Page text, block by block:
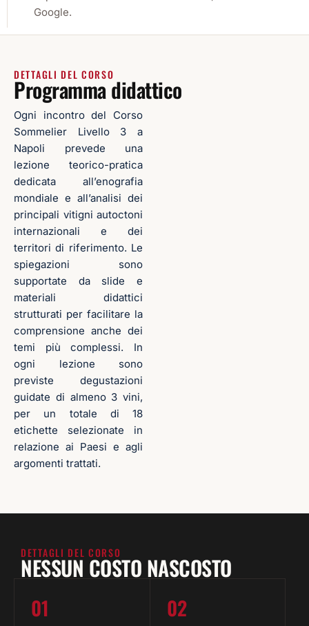
Google.
DETTAGLI DEL CORSO
Programma didattico
Ogni incontro del Corso
Sommelier Livello 3 a
Napoli prevede una
lezione teorico-pratica
dedicata all’enografia
mondiale e all’analisi dei
principali vitigni autoctoni
internazionali e dei
territori di riferimento. Le
spiegazioni sono
supportate da slide e
materiali didattici
strutturati per facilitare la
comprensione anche dei
temi più complessi. In
ogni lezione sono
previste degustazioni
guidate di almeno 3 vini,
per un totale di 18
etichette selezionate in
relazione ai Paesi e agli
argomenti trattati.
DETTAGLI DEL CORSO
NESSUN COSTO NASCOSTO
01 02